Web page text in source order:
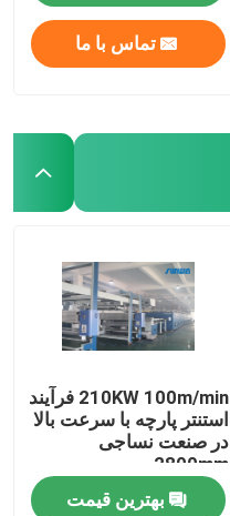
تماس با ما
210KW 100m/min فرآیند
استنتر پارچه با سرعت بالا
در صنعت نساجی
2800mm
بهترین قیمت